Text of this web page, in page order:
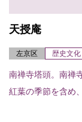
天授庵
左京区 歴史文化
南禅寺塔頭。南禅
紅葉の季節を含め